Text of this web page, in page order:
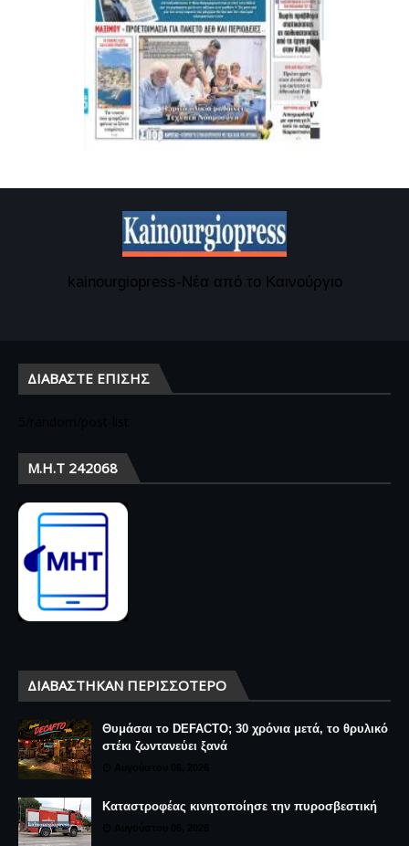
kainourgiopress-Νέα από το Καινούργιο
ΔΙΑΒΆΣΤΕ ΕΠΊΣΗΣ
Μ.Η.Τ 242068
ΔΙΑΒΆΣΤΗΚΑΝ ΠΕΡΙΣΣΌΤΕΡΟ
Θυμάσαι το DEFACTO; 30 χρόνια μετά, το θρυλικό
στέκι ζωντανεύει ξανά
Καταστροφέας κινητοποίησε την πυροσβεστική